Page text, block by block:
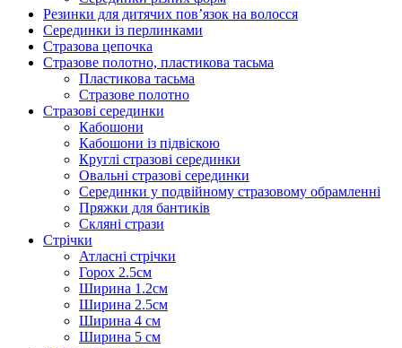
Резинки для дитячих пов’язок на волосся
Серединки із перлинками
Стразова цепочка
Стразове полотно, пластикова тасьма
Пластикова тасьма
Стразове полотно
Стразові серединки
Кабошони
Кабошони із підвіскою
Круглі стразові серединки
Овальні стразові серединки
Серединки у подвійному стразовому обрамленні
Пряжки для бантиків
Скляні стрази
Стрічки
Атласні стрічки
Горох 2.5см
Ширина 1.2см
Ширина 2.5см
Ширина 4 см
Ширина 5 см